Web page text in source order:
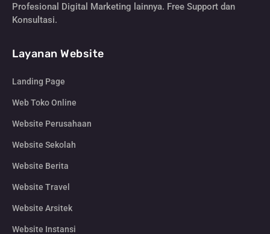
Profesional Digital Marketing lainnya. Free Support dan
Konsultasi.
Layanan Website
Landing Page
Web Toko Online
Website Perusahaan
Website Sekolah
Website Berita
Website Travel
Website Arsitek
Website Instansi